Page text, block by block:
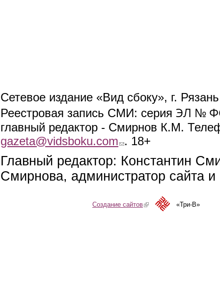
Сетевое издание «Вид сбоку», г.
Реестровая запись СМИ: серия ЭЛ №
главный редактор - Смирнов К.М.
gazeta@vidsboku.com (link sends e-mail)
. 18+
Главный редактор: Константин
Смирнова, администратор сайта
Создание сайтов(link is external)«Три-В»